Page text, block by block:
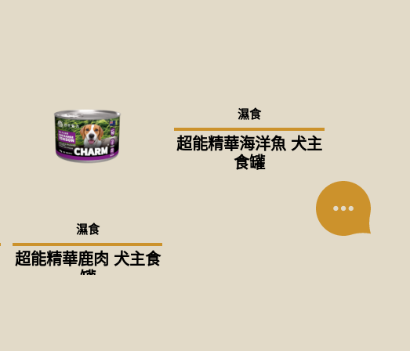
濕食
超能精華鹿肉 犬主食
罐
濕食
超能精華海洋魚 犬主
食罐